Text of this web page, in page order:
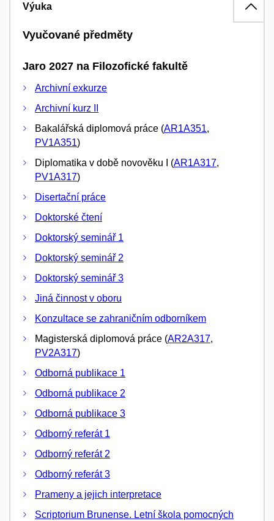
Výuka
Vyučované předměty
Jaro 2027 na Filozofické fakultě
Archivní exkurze
Archivní kurz II
Bakalářská diplomová práce (AR1A351,
PV1A351)
Diplomatika v době novověku I (AR1A317,
PV1A317)
Disertační práce
Doktorské čtení
Doktorský seminář 1
Doktorský seminář 2
Doktorský seminář 3
Jiná činnost v oboru
Konzultace se zahraničním odborníkem
Magisterská diplomová práce (AR2A317,
PV2A317)
Odborná publikace 1
Odborná publikace 2
Odborná publikace 3
Odborný referát 1
Odborný referát 2
Odborný referát 3
Prameny a jejich interpretace
Scriptorium Brunense. Letní škola pomocných